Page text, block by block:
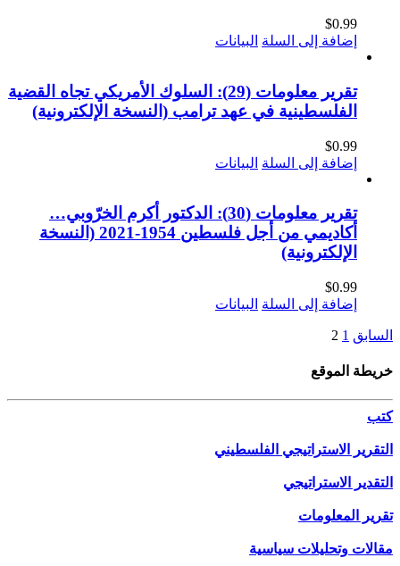
$0.99
إضافة إلى السلة البيانات
تقرير معلومات (29): السلوك الأمريكي تجاه القضية
الفلسطينية في عهد ترامب (النسخة الإلكترونية)
$0.99
إضافة إلى السلة البيانات
تقرير معلومات (30): الدكتور أكرم الخرّوبي…
أكاديمي من أجل فلسطين 1954-2021 (النسخة
الإلكترونية)
$0.99
إضافة إلى السلة البيانات
السابق 1
2
خريطة الموقع
كتب
التقرير الاستراتيجي الفلسطيني
التقدير الاستراتيجي
تقرير المعلومات
مقالات وتحليلات سياسية